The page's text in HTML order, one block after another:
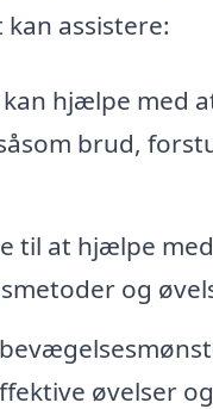
assistere:
hjælpe med
brud,
til at hjælpe
og
øvelser